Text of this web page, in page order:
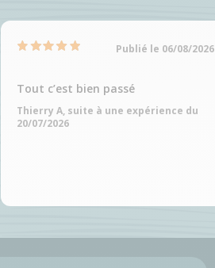
Publié le 06/08/2026
Tout c’est bien passé
Thierry A, suite à une expérience du
20/07/2026